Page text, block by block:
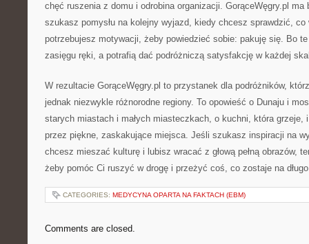
chęć ruszenia z domu i odrobina organizacji. GorąceWęgry.pl
szukasz pomysłu na kolejny wyjazd, kiedy chcesz sprawdzić,
potrzebujesz motywacji, żeby powiedzieć sobie: pakuję się. Bo
zasięgu ręki, a potrafią dać podróżniczą satysfakcję w każdej
W rezultacie GorąceWęgry.pl to przystanek dla podróżników,
jednak niezwykle różnorodne regiony. To opowieść o Dunaju i
starych miastach i małych miasteczkach, o kuchni, która grzeje,
przez piękne, zaskakujące miejsca. Jeśli szukasz inspiracji na
chcesz mieszać kulturę i lubisz wracać z głową pełną obrazów,
żeby pomóc Ci ruszyć w drogę i przeżyć coś, co zostaje na
CATEGORIES: MEDYCYNA OPARTA NA FAKTACH (EBM)
Comments are closed.